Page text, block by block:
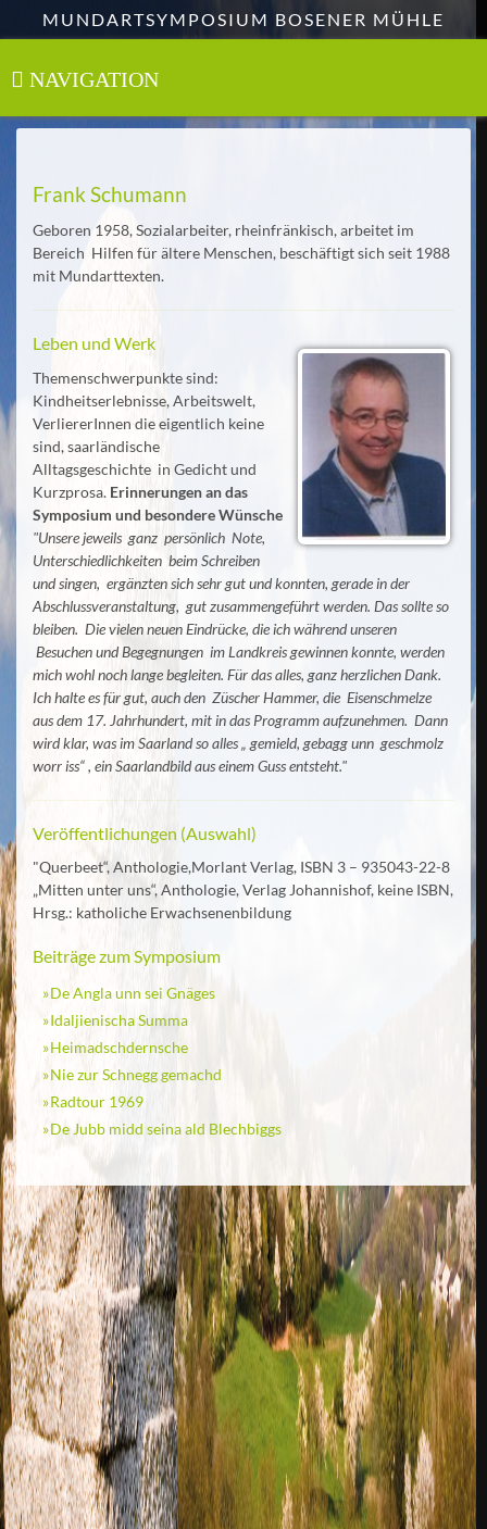
MUNDARTSYMPOSIUM BOSENER MÜHLE
NAVIGATION
Toggle
Frank Schumann
Geboren 1958, Sozialarbeiter, rheinfränkisch, arbeitet im
Bereich Hilfen für ältere Menschen, beschäftigt sich seit 1988
mit Mundarttexten.
Leben und Werk
Themenschwerpunkte sind:
Kindheitserlebnisse, Arbeitswelt,
VerliererInnen die eigentlich keine
sind, saarländische
Alltagsgeschichte in Gedicht und
Kurzprosa. Erinnerungen an das
Symposium und besondere Wünsche
"Unsere jeweils ganz persönlich Note,
Unterschiedlichkeiten beim Schreiben
und singen, ergänzten sich sehr gut und konnten, gerade in der
Abschlussveranstaltung, gut zusammengeführt werden. Das sollte so
bleiben. Die vielen neuen Eindrücke, die ich während unseren
Besuchen und Begegnungen im Landkreis gewinnen konnte, werden
mich wohl noch lange begleiten. Für das alles, ganz herzlichen Dank.
Ich halte es für gut, auch den Züscher Hammer, die Eisenschmelze
aus dem 17. Jahrhundert, mit in das Programm aufzunehmen. Dann
wird klar, was im Saarland so alles „ gemield, gebagg unn geschmolz
worr iss“ , ein Saarlandbild aus einem Guss entsteht."
Veröffentlichungen (Auswahl)
"Querbeet“, Anthologie,Morlant Verlag, ISBN 3 – 935043-22-8
„Mitten unter uns“, Anthologie, Verlag Johannishof, keine ISBN,
Hrsg.: katholiche Erwachsenenbildung
Beiträge zum Symposium
De Angla unn sei Gnäges
Idaljienischa Summa
Heimadschdernsche
Nie zur Schnegg gemachd
Radtour 1969
De Jubb midd seina ald Blechbiggs